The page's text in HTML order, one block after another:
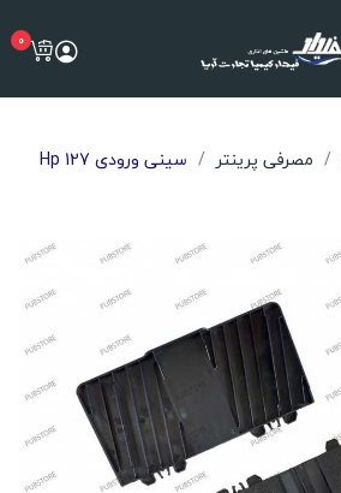
0
مصرفی پرینتر سینی ورودی Hp 127